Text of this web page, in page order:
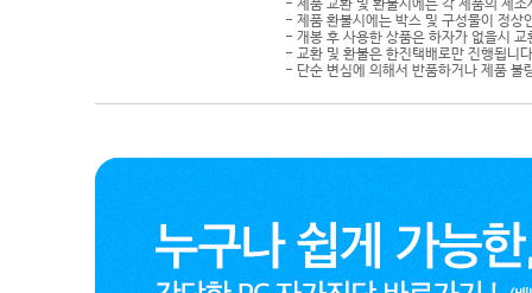
- 제품 교환 및 환불시에는 각 제품의 제
- 제품 환불시에는 박스 및 구성물이 정상
- 개봉 후 사용한 상품은 하자가 없을시
- 교환 및 환불은 한진택배로만 진행됩니
- 단순 변심에 의해서 반품하거나 제품